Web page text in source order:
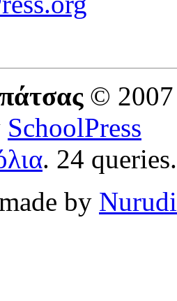
© 2007
SchoolPress
. 24
by